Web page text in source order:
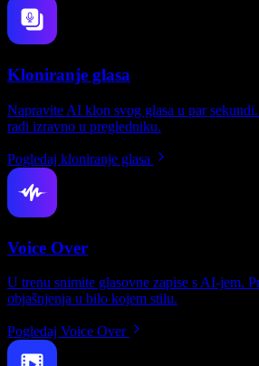
Kloniranje glasa
Napravite AI klon svog glasa u par
radi izravno u pregledniku.
Pogledaj kloniranje glasa
Voice Over
U trenu snimite glasovne zapise s AI-jem.
objašnjenja u bilo kojem stilu.
Pogledaj Voice Over